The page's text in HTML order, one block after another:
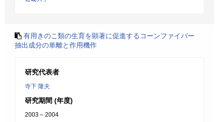
有用きのこ類の生育を顕著に促進するコーンファイバー
抽出成分の単離と作用機作
研究代表者
寺下 隆夫
研究期間 (年度)
2003 – 2004